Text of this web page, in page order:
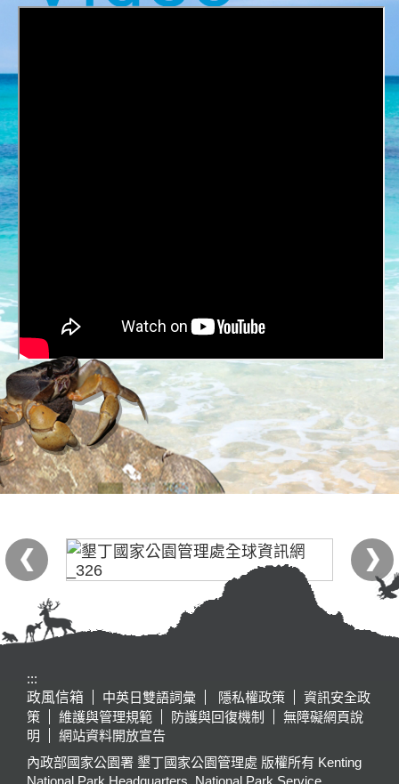
:::
政風信箱
中英日雙語詞彙 隱私權政策
資訊安全政
策
維護與管理規範 防護與回復機制
無障礙網頁說
明
網站資料開放宣告
內政部國家公園署 墾丁國家公園管理處 版權所有 Kenting
National Park Headquarters, National Park Service,